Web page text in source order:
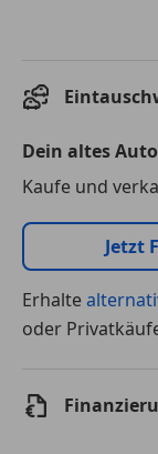
Dein altes
Kaufe und
Jetzt
Erhalte
oder